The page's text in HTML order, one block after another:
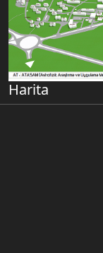
Harita